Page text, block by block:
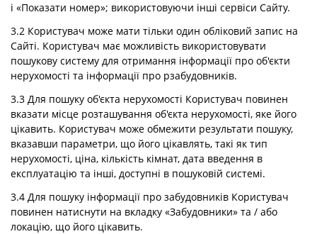
і «Показати номер»; використовуючи інші сервіси Сайту.
3.2 Користувач може мати тільки один обліковий запис на
Сайті. Користувач має можливість використовувати
пошукову систему для отримання інформації про об'єкти
нерухомості та інформації про pзабудовників.
3.3 Для пошуку об'єкта нерухомості Користувач повинен
вказати місце розташування об'єкта нерухомості, яке його
цікавить. Користувач може обмежити результати пошуку,
вказавши параметри, що його цікавлять, такі як тип
нерухомості, ціна, кількість кімнат, дата введення в
експлуатацію та інші, доступні в пошуковій системі.
3.4 Для пошуку інформації про забудовників Користувач
повинен натиснути на вкладку «Забудовники» та / або
локацію, що його цікавить.